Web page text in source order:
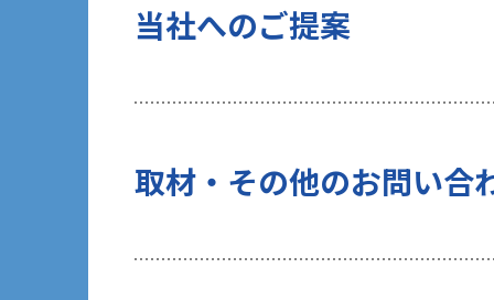
する一部サービスでは、お客様のブ
当社がクッキーを使用する目的は以下
（２）お客様の関心があると考えら
のタイミングでお客様から個人情報
なお、当社WebサイトではGoogle
当社へのご提案
取材・その他のお問い合